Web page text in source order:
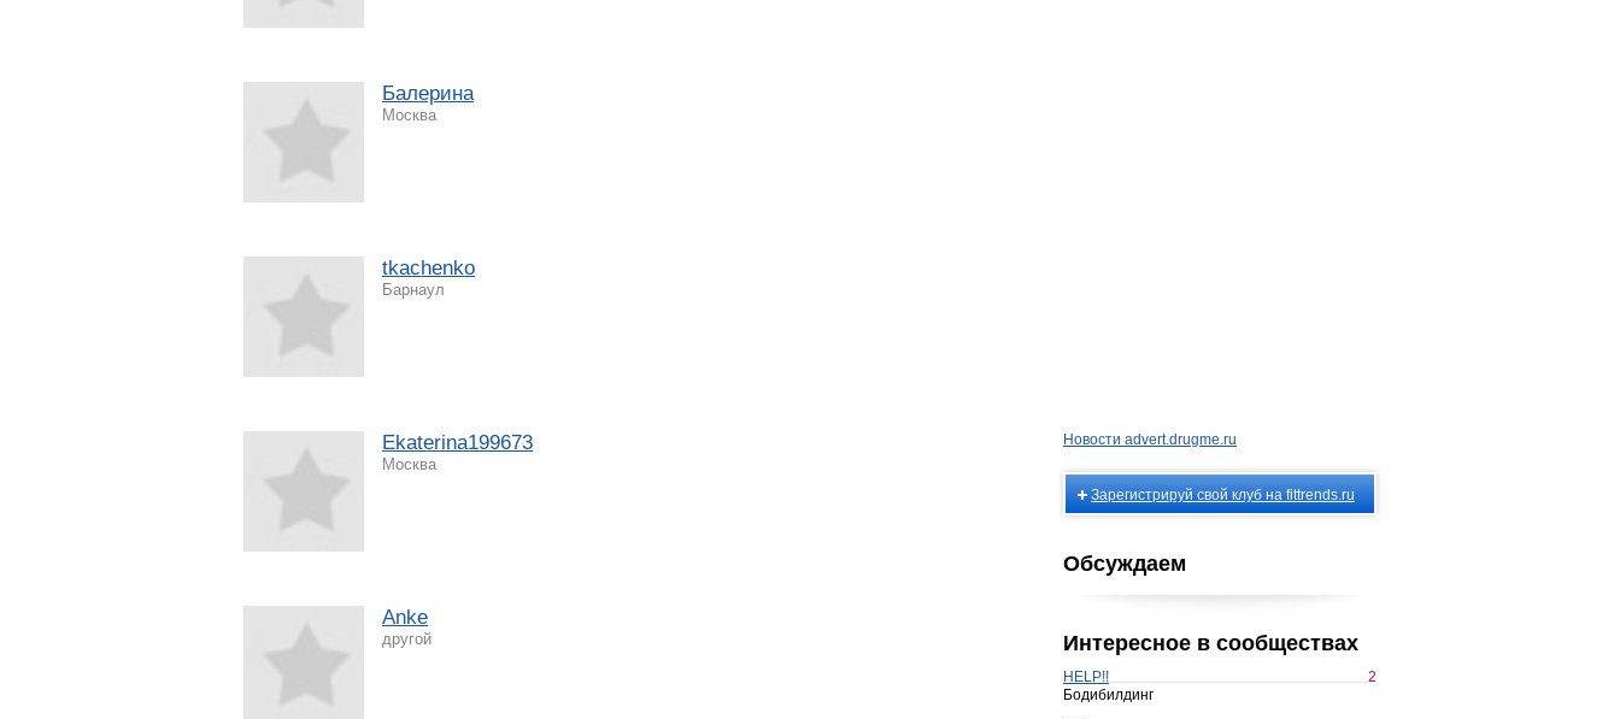
Балерина
Москва
tkachenko
Барнаул
Ekaterina199673
Москва
Anke
другой
Новости advert.drugme.ru
Зарегистрируй свой клуб на fittrends.ru
Обсуждаем
Интересное в сообществах
HELP!!
2
Бодибилдинг